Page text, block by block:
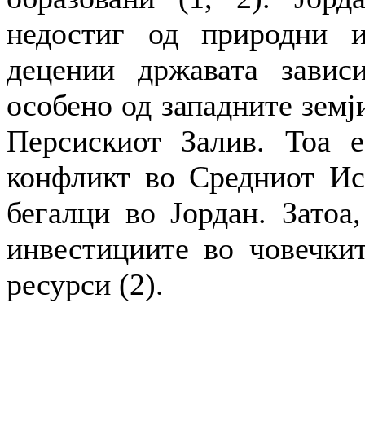
недостиг од природни
децении државата
особено од западните
Персискиот Залив. Тоа
конфликт во Средниот
бегалци во Јордан.
инвестициите во
ресурси (2).